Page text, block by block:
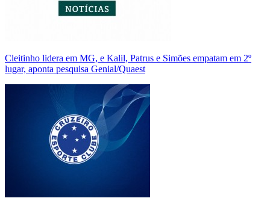
Cleitinho lidera em MG, e Kalil, Patrus e Simões empatam em 2º
lugar, aponta pesquisa Genial/Quaest